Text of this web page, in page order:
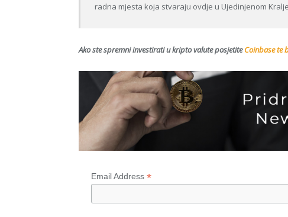
radna mjesta koja stvaraju ovdje u Ujedinjenom
Ako ste spremni investirati u kripto valute posjetiteCoinbase te
Email Address*